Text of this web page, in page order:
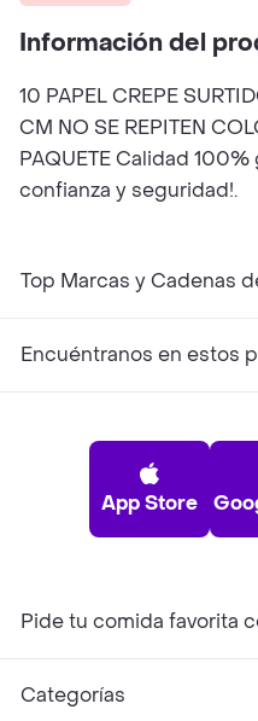
Información del
10 PAPEL CREPE
CM NO SE REPITEN
PAQUETE Calidad
confianza y seguridad!.
Top Marcas y Cadenas
Encuéntranos en estos
App Store
Pide tu comida favorita
Categorías